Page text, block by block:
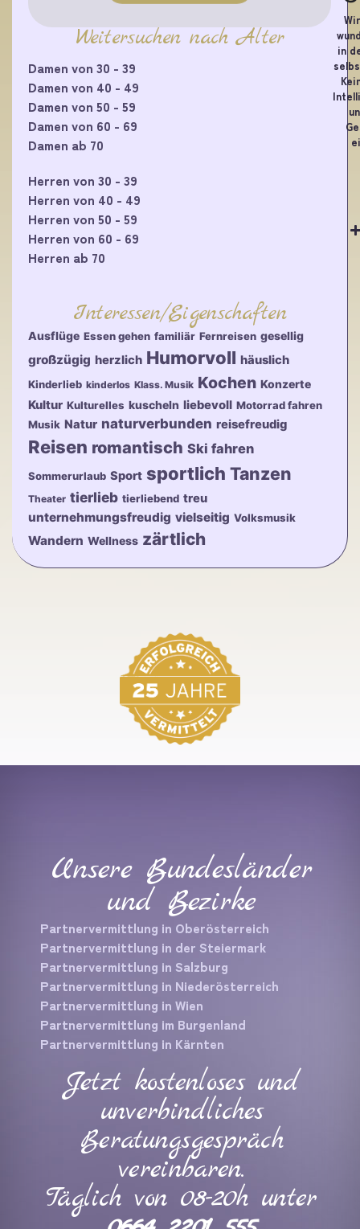
Weitersuchen nach Alter
Damen von 30 - 39
Damen von 40 - 49
Damen von 50 - 59
Damen von 60 - 69
Damen ab 70
Herren von 30 - 39
Herren von 40 - 49
Herren von 50 - 59
Herren von 60 - 69
Herren ab 70
Interessen/Eigenschaften
Ausflüge Essen gehen familiär Fernreisen gesellig
großzügig herzlich Humorvoll häuslich
Kinderlieb kinderlos Klass. Musik Kochen Konzerte
Kultur Kulturelles kuscheln liebevoll Motorrad fahren
Musik Natur naturverbunden reisefreudig
Reisen romantisch Ski fahren
Sommerurlaub Sport sportlich Tanzen
Theater tierlieb tierliebend treu
unternehmungsfreudig vielseitig Volksmusik
Wandern Wellness zärtlich
in
Unsere Bundesländer
und Bezirke
Partnervermittlung in Oberösterreich
Partnervermittlung in der Steiermark
Partnervermittlung in Salzburg
Partnervermittlung in Niederösterreich
Partnervermittlung in Wien
Partnervermittlung im Burgenland
Partnervermittlung in Kärnten
Jetzt kostenloses und
unverbindliches
Beratungsgespräch
vereinbaren.
Täglich von 08-20h unter